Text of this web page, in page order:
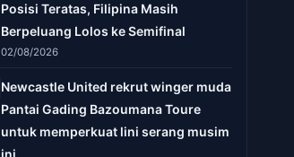
Posisi Teratas, Filipina Masih
Berpeluang Lolos ke Semifinal
02/08/2026
Newcastle United rekrut winger muda
Pantai Gading Bazoumana Toure
untuk memperkuat lini serang musim
ini